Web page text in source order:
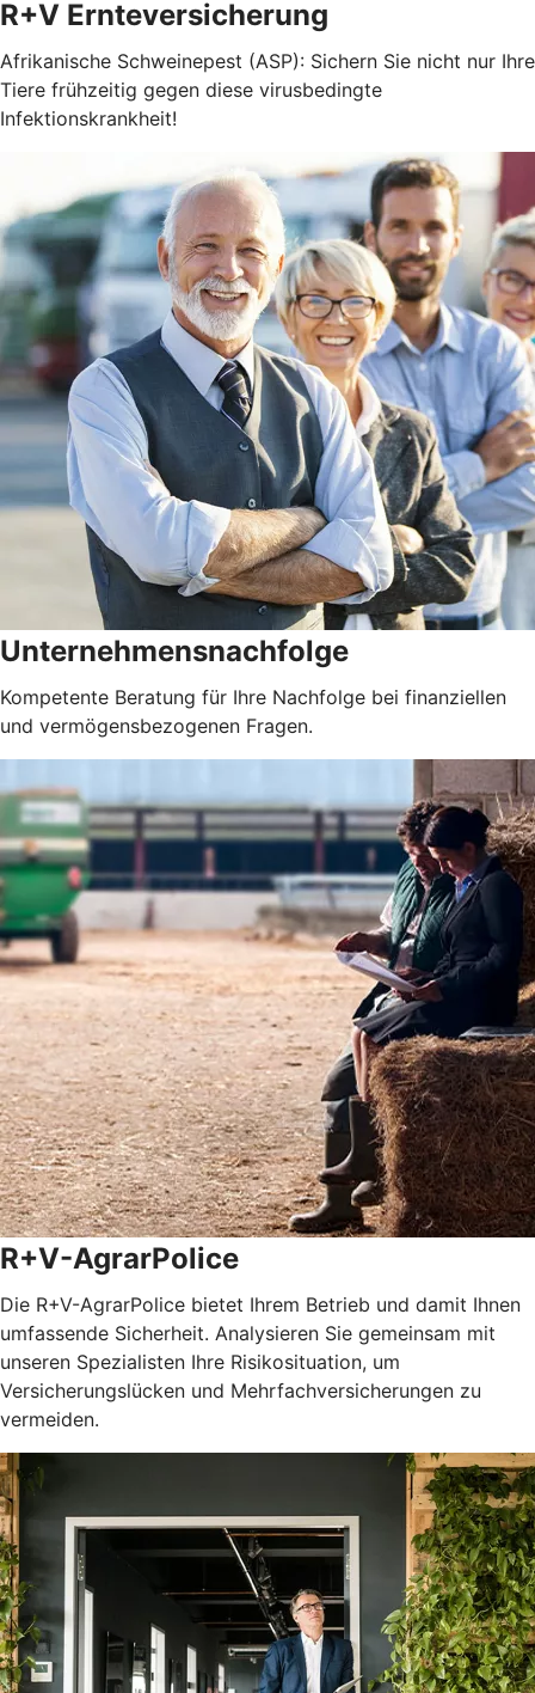
R+V Ernteversicherung
Afrikanische Schweinepest (ASP): Sichern Sie nicht nur Ihre
Tiere frühzeitig gegen diese virusbedingte
Infektionskrankheit!
Unternehmensnachfolge
Kompetente Beratung für Ihre Nachfolge bei finanziellen
und vermögensbezogenen Fragen.
R+V-AgrarPolice
Die R+V-AgrarPolice bietet Ihrem Betrieb und damit Ihnen
umfassende Sicherheit. Analysieren Sie gemeinsam mit
unseren Spezialisten Ihre Risikosituation, um
Versicherungslücken und Mehrfachversicherungen zu
vermeiden.